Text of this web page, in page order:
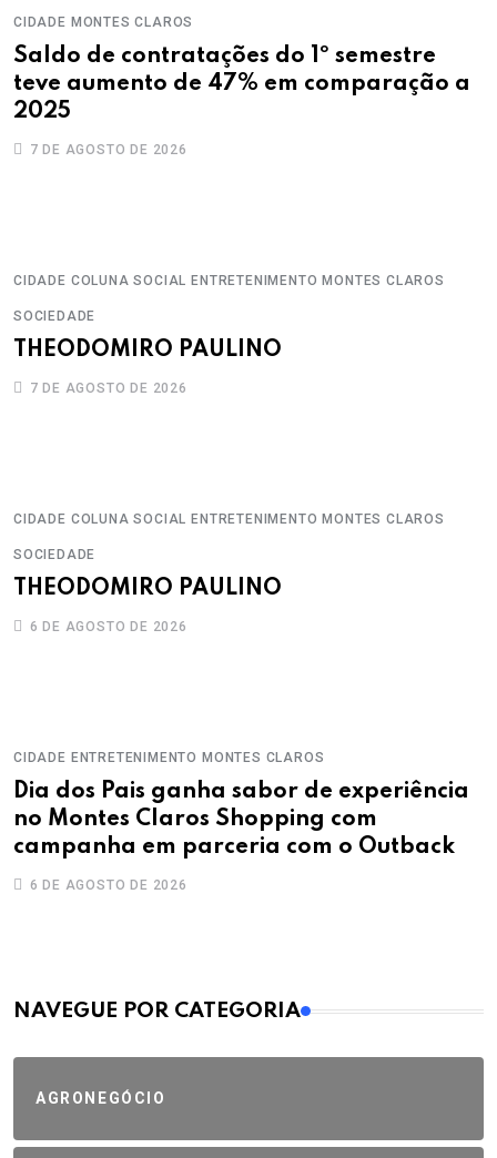
CIDADE MONTES CLAROS
Saldo de contratações do 1º semestre
teve aumento de 47% em comparação a
2025
7 DE AGOSTO DE 2026
CIDADE COLUNA SOCIAL ENTRETENIMENTO MONTES CLAROS
SOCIEDADE
THEODOMIRO PAULINO
7 DE AGOSTO DE 2026
CIDADE COLUNA SOCIAL ENTRETENIMENTO MONTES CLAROS
SOCIEDADE
THEODOMIRO PAULINO
6 DE AGOSTO DE 2026
CIDADE ENTRETENIMENTO MONTES CLAROS
Dia dos Pais ganha sabor de experiência
no Montes Claros Shopping com
campanha em parceria com o Outback
6 DE AGOSTO DE 2026
MAIS VISTOS
NAVEGUE POR CATEGORIA
AGRONEGÓCIO